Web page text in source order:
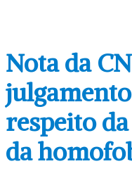
Nota da
respeito
da